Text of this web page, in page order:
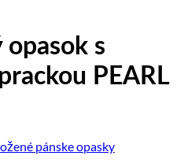
opasok s
PEARL
pánske opasky